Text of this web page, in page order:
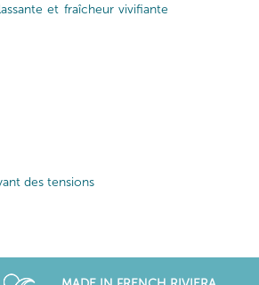
et fraîcheur vivifiante
des tensions